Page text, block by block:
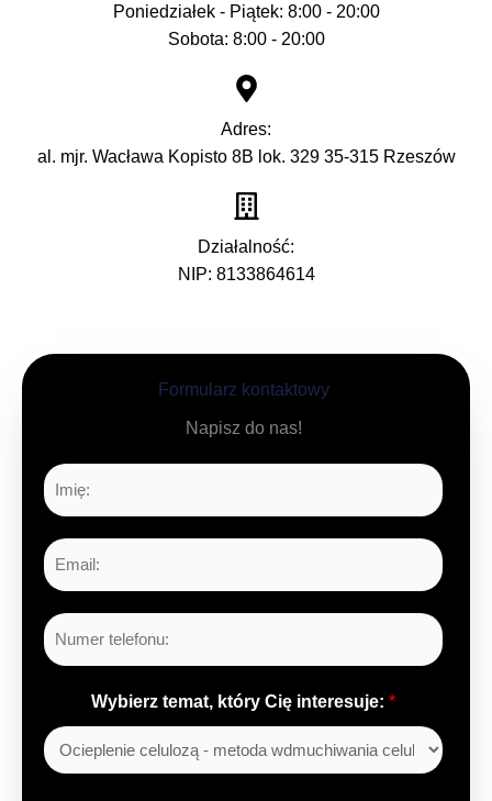
Poniedziałek - Piątek: 8:00 - 20:00
Sobota: 8:00 - 20:00
Adres:
al. mjr. Wacława Kopisto 8B lok. 329 35-315 Rzeszów
Działalność:
NIP: 8133864614
Formularz kontaktowy
Napisz do nas!
I
m
ęE
m
i
l
L
i
b
y
Wybierz temat, który Cię interesuje:*